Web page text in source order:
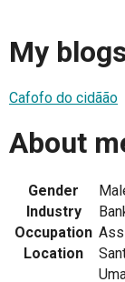
My
Cafofo do cidãão
About
Gender
Industry
Occupation
Location